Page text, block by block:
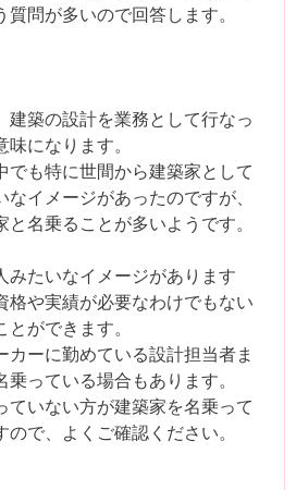
問が多いので回答します。
建築の設計を業務として行なっ
になります。
でも特に世間から建築家として
イメージがあったのですが、
名乗ることが多いようです。
みたいなイメージがあります
格や実績が必要なわけでもない
ができます。
カーに勤めている設計担当者ま
っている場合もあります。
ていない方が建築家を名乗って
で、よくご確認ください。